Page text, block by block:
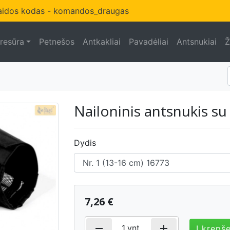
kodas - komandos_draugas
Petnešos Antkakliai Pavadėliai Antsnukiai
Nailoninis antsnukis
Dydis
7,26 €